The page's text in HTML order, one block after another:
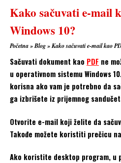
Kako sačuvati e-mail
Windows 10?
Početna»Blog»Kako sačuvati e-mail kao
Sačuvati dokument kao PDF ne
u operativnom sistemu Windows
korisna ako vam je potrebno da
ga izbrišete iz prijemnog
Otvorite e-mail koji želite da
Takođe možete koristiti prečicu
Ako koristite desktop program, u